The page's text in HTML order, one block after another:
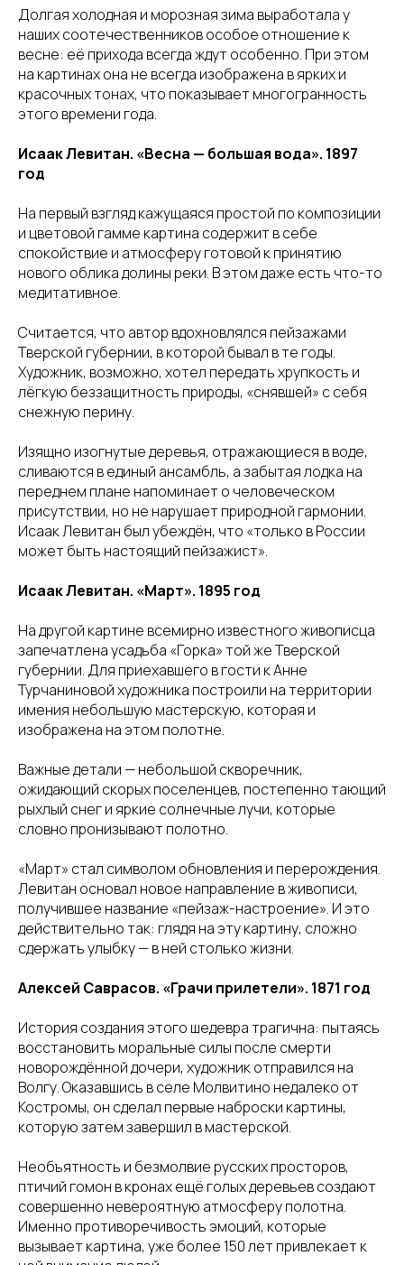
Долгая холодная и морозная зима выработала у
наших соотечественников особое отношение к
весне: её прихода всегда ждут особенно. При этом
на картинах она не всегда изображена в ярких и
красочных тонах, что показывает многогранность
этого времени года.
Исаак Левитан. «Весна — большая вода». 1897
год
На первый взгляд кажущаяся простой по композиции
и цветовой гамме картина содержит в себе
спокойствие и атмосферу готовой к принятию
нового облика долины реки. В этом даже есть что-то
медитативное.
Считается, что автор вдохновлялся пейзажами
Тверской губернии, в которой бывал в те годы.
Художник, возможно, хотел передать хрупкость и
лёгкую беззащитность природы, «снявшей» с себя
снежную перину.
Изящно изогнутые деревья, отражающиеся в воде,
сливаются в единый ансамбль, а забытая лодка на
переднем плане напоминает о человеческом
присутствии, но не нарушает природной гармонии.
Исаак Левитан был убеждён, что «только в России
может быть настоящий пейзажист».
Исаак Левитан. «Март». 1895 год
На другой картине всемирно известного живописца
запечатлена усадьба «Горка» той же Тверской
губернии. Для приехавшего в гости к Анне
Турчаниновой художника построили на территории
имения небольшую мастерскую, которая и
изображена на этом полотне.
Важные детали — небольшой скворечник,
ожидающий скорых поселенцев, постепенно тающий
рыхлый снег и яркие солнечные лучи, которые
словно пронизывают полотно.
«Март» стал символом обновления и перерождения.
Левитан основал новое направление в живописи,
получившее название «пейзаж-настроение». И это
действительно так: глядя на эту картину, сложно
сдержать улыбку — в ней столько жизни.
Алексей Саврасов. «Грачи прилетели». 1871 год
История создания этого шедевра трагична: пытаясь
восстановить моральные силы после смерти
новорождённой дочери, художник отправился на
Волгу. Оказавшись в селе Молвитино недалеко от
Костромы, он сделал первые наброски картины,
которую затем завершил в мастерской.
Необъятность и безмолвие русских просторов,
птичий гомон в кронах ещё голых деревьев создают
совершенно невероятную атмосферу полотна.
Именно противоречивость эмоций, которые
вызывает картина, уже более 150 лет привлекает к